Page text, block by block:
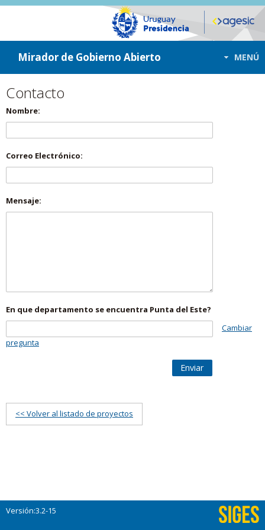
ir a contenido
ir al menú
Mirador de Gobierno Abierto MENÚ
Contacto
Nombre:
Correo Electrónico:
Mensaje:
En que departamento se encuentra Punta del Este?
Cambiar
pregunta
Enviar
<< Volver al listado de proyectos
Versión:3.2-15